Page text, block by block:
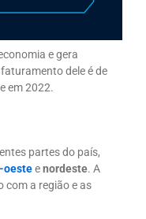
e gera
dele é de
em 2022.
partes do país,
oesteenordeste. A
com a região e as